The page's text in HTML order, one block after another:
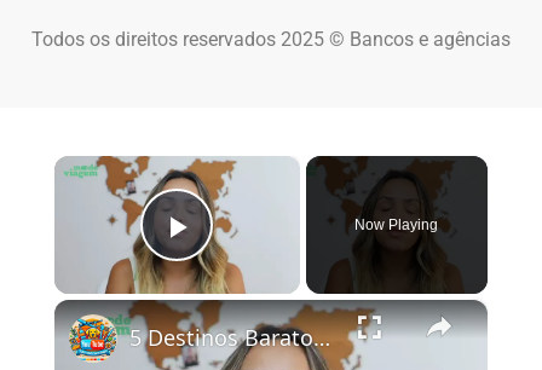
Todos os direitos reservados 2025 © Bancos e agências
×
Play Video
Now Playing
×
5 Destinos Baratos no Brasil Para Conhecer e Amar! 🇧🇷✨